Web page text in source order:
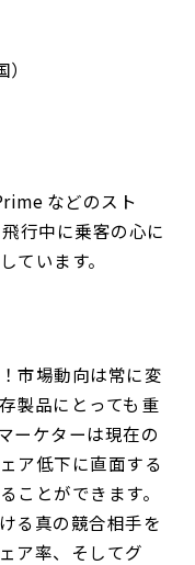
などのスト
行中に乗客の心に
ています。
市場動向は常に変
製品にとっても重
ーケターは現在の
ア低下に直面する
ことができます。
る真の競合相手を
ア率、そしてグ